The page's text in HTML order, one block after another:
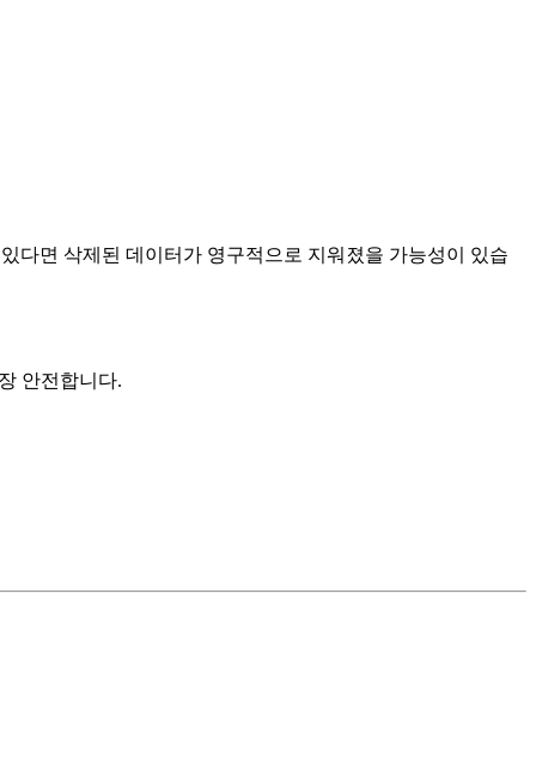
다면 삭제된 데이터가 영구적으로 지워졌을 가능성이 있습
안전합니다.